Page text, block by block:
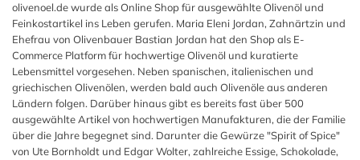
olivenoel.de wurde als Online Shop für ausgewählte Olivenöl und
Feinkostartikel ins Leben gerufen. Maria Eleni Jordan, Zahnärtzin und
Ehefrau von Olivenbauer Bastian Jordan hat den Shop als E-
Commerce Platform für hochwertige Olivenöl und kuratierte
Lebensmittel vorgesehen. Neben spanischen, italienischen und
griechischen Olivenölen, werden bald auch Olivenöle aus anderen
Ländern folgen. Darüber hinaus gibt es bereits fast über 500
ausgewählte Artikel von hochwertigen Manufakturen, die der Familie
über die Jahre begegnet sind. Darunter die Gewürze "Spirit of Spice"
von Ute Bornholdt und Edgar Wolter, zahlreiche Essige, Schokolade,